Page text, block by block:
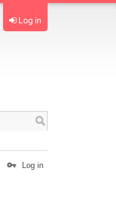
Log in
Log in